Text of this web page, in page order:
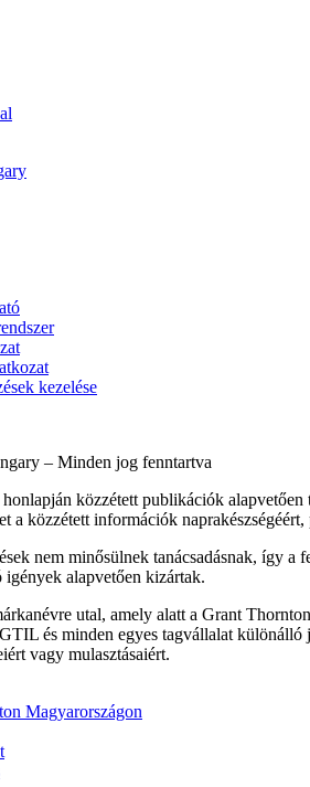
kezelése
– Minden jog fenntartva
közzétett publikációk
a közzétett információk naprakészségéért,
nem minősülnek tanácsadásnak, így
igények alapvetően kizártak.
utal, amely alatt a Grant
és minden egyes tagvállalat
vagy mulasztásaiért.
Magyarországon